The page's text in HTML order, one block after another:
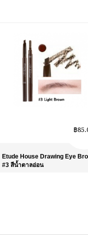
Etude House Drawing Eye
#3 สีน้ำตาลอ่อน
฿